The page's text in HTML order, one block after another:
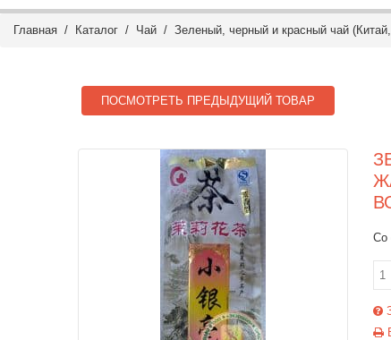
Главная / Каталог / Чай / Зеленый, черный и красный чай
ПОСМОТРЕТЬ ПРЕДЫДУЩИЙ ТОВАР
Со